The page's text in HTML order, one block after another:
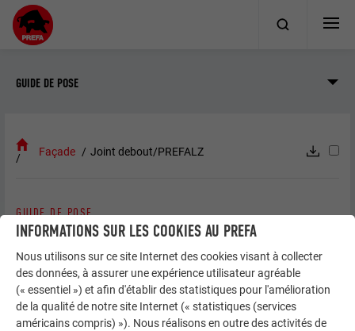
GUIDE DE POSE
Façade Joint debout/PREFALZ
JOINT DEBOUT / PREFALZ
GUIDE DE POSE
Informations générales
INFORMATIONS SUR LES COOKIES AU PREFA
Nous utilisons sur ce site Internet des cookies visant à collecter
des données, à assurer une expérience utilisateur agréable
(« essentiel ») et afin d'établir des statistiques pour l'amélioration
de la qualité de notre site Internet (« statistiques (services
américains compris) »). Nous réalisons en outre des activités de